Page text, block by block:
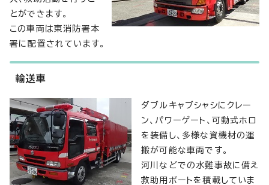
とができます。
この車両は東消防署本
署に配置されています。
輸送車
ダブルキャブシャシにクレー
ン、パワーゲート、可動式ホロ
を装備し、多様な資機材の運
搬が可能な車両です。
河川などでの水難事故に備え
救助用ボートを積載していま